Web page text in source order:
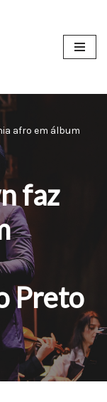
afro em álbum
faz
Preto